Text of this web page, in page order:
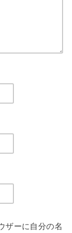
ザーに自分の名